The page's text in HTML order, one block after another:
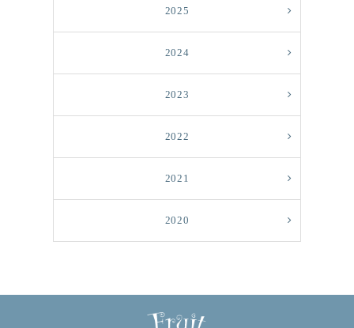
2025
2024
2023
2022
2021
2020